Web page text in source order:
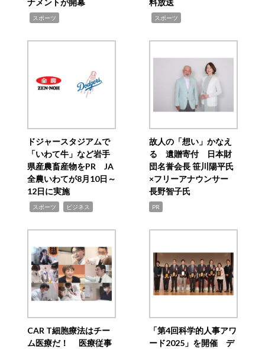
ナメントが開幕
スポーツ
料放送
スポーツ
ドジャースタジアムで
「いわて牛」など岩手
県産農畜産物をPR JA
全農いわてが8月10日～
12日に実施
スポーツ ビジネス
故人の「想い」かなえ
る 遺贈寄付 日本財
団名誉会長 笹川陽平氏
×フリーアナウンサー
長野智子氏
PR
CAR T細胞療法はチー
ム医療だ！ 医療従事
「第4回科学的人事アワ
ード2025」を開催 デ